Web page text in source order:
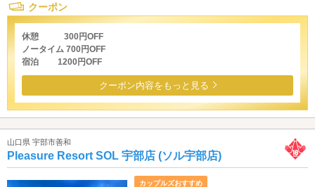
クーポン
休憩 300円OFF
ノータイム 700円OFF
宿泊 1200円OFF
クーポン内容をもっと見る
山口県 宇部市善和
Pleasure Resort SOL 宇部店 (ソル宇部店)
カップルズおすすめ